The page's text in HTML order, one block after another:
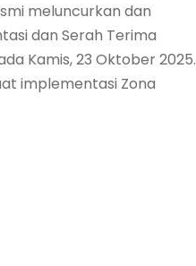
meluncurkan dan
dan Serah Terima
Kamis, 23 Oktober 2025.
implementasi Zona